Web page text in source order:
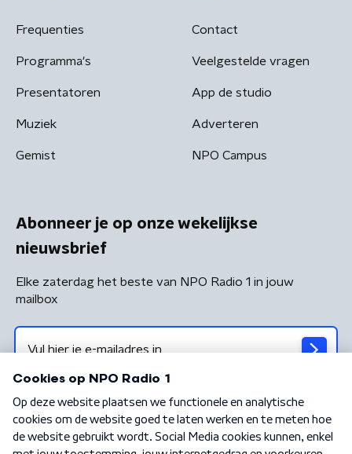
Frequenties
Programma's
Presentatoren
Muziek
Gemist
Contact
Veelgestelde vragen
App de studio
Adverteren
NPO Campus
Abonneer je op onze wekelijkse
nieuwsbrief
Elke zaterdag het beste van NPO Radio 1 in jouw
mailbox
Algemene voorwaarden